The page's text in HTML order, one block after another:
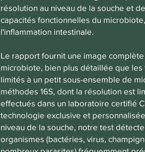
résolution au niveau de la souche et
capacités fonctionnelles du
l'inflammation intestinale.
Le rapport fournit une image
microbiote, bien plus détaillée que les
limités à un petit sous-ensemble de
méthodes 16S, dont la résolution est
effectués dans un laboratoire certifié
technologie exclusive et
niveau de la souche, notre test
organismes (bactéries, virus,